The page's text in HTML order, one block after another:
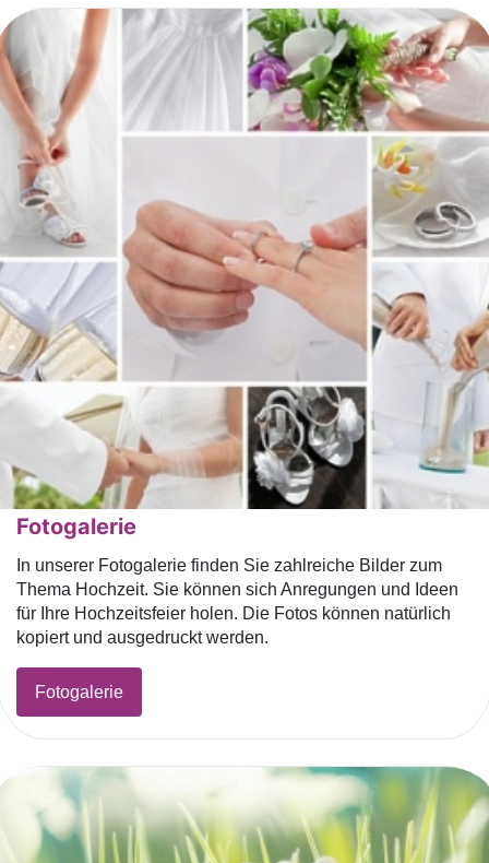
Fotogalerie
In unserer Fotogalerie finden Sie zahlreiche Bilder zum
Thema Hochzeit. Sie können sich Anregungen und Ideen
für Ihre Hochzeitsfeier holen. Die Fotos können natürlich
kopiert und ausgedruckt werden.
Fotogalerie